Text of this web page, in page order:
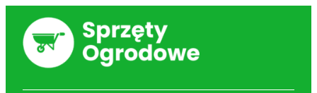
Przejdź
treści